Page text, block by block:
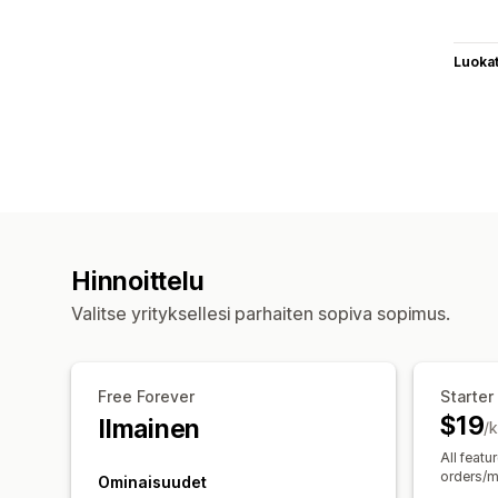
Luokat
Hinnoittelu
Valitse yrityksellesi parhaiten sopiva sopimus.
Free Forever
Ilmainen
Ominaisuudet
Starter
$19/
All
orders/